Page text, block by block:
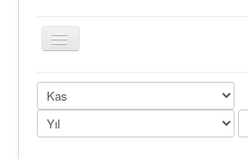
Gezinme
geçişini